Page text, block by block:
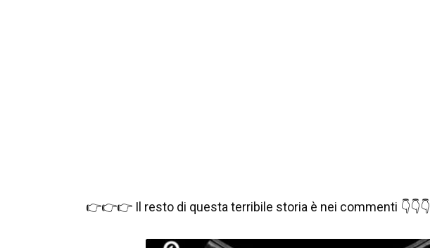
👉👉👉 Il resto di questa terribile storia è nei commenti 👇👇👇